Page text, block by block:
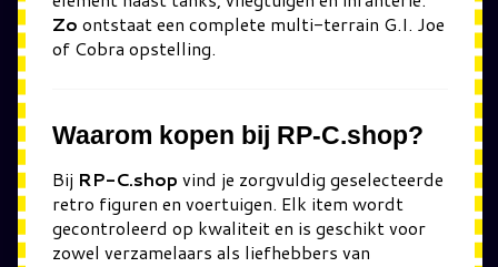
Zo ontstaat een complete multi-terrain G.I. Joe
of Cobra opstelling.
Waarom kopen bij RP-C.shop?
Bij RP-C.shop vind je zorgvuldig geselecteerde
retro figuren en voertuigen. Elk item wordt
gecontroleerd op kwaliteit en is geschikt voor
zowel verzamelaars als liefhebbers van